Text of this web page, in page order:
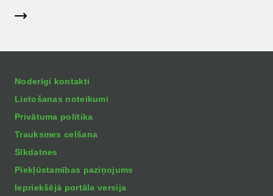
Noderīgi kontakti
Lietošanas noteikumi
Privātuma politika
Trauksmes celšana
Sīkdatnes
Piekļūstamības paziņojums
Iepriekšējā portāla versija